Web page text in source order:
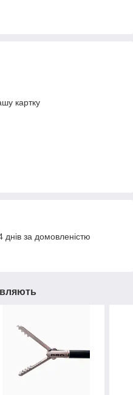
картку
за домовленістю